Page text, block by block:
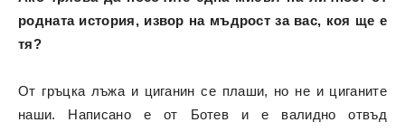
родната история, извор на мъдрост за вас, коя ще е
тя?
От гръцка лъжа и циганин се плаши, но не и циганите
наши. Написано е от Ботев и е валидно отвъд